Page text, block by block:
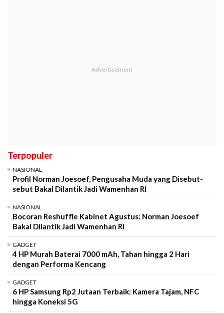
Terpopuler
NASIONAL
Profil Norman Joesoef, Pengusaha Muda yang Disebut-
sebut Bakal Dilantik Jadi Wamenhan RI
NASIONAL
Bocoran Reshuffle Kabinet Agustus: Norman Joesoef
Bakal Dilantik Jadi Wamenhan RI
GADGET
4 HP Murah Baterai 7000 mAh, Tahan hingga 2 Hari
dengan Performa Kencang
GADGET
6 HP Samsung Rp2 Jutaan Terbaik: Kamera Tajam, NFC
hingga Koneksi 5G